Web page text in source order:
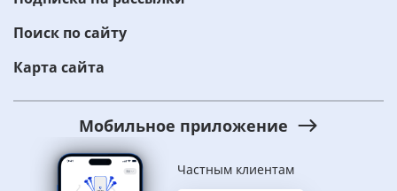
Поиск по сайту
Карта сайта
Мобильное приложение
Частным клиентам